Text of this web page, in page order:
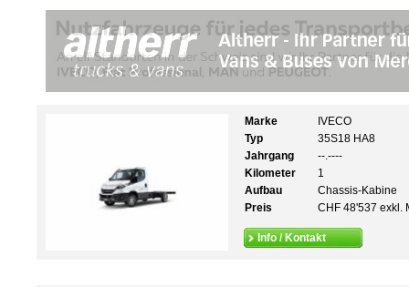
Marke
IVECO
Typ
35S18 HA8
Jahrgang
--.----
Kilometer
1
Aufbau
Chassis-Kabine
Preis
CHF 48'537 exkl.
Info / Kontakt